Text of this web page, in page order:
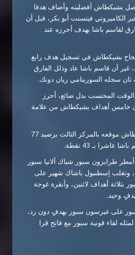
بشيكطاش أفضليته وأضاف هدفا
في الدقيقة 49 عبر الكاميروني فينسنت أبو بكر، قبل أن
لقاسم باشا بهدف أحرزه عند
الدقيقة 79 نجاح بشيكطاش في تسجيل هدف رابع
غير أن قاسم باشا عاد وذلل الفارق
13 من الوقت المحتسب بدل ضائع، أحرز
خامس أهداف بشيكطاش من علامة
بهذا الفوز عزز بشيكطاش موقعه بالمركز الثالث برصيد 77
عاشرا بـ 43 نقطة.
طرابزون سبور شباك ألانيا سبور
وتغلب إسطنبول باشاك شهير على
بثلاثة أهداف لاثنين، وأنقرة غوجة
وحيد.
على غيرسون سبور بهدفٍ دون رد،
لقاء قونية سبور مع فاتح قرا